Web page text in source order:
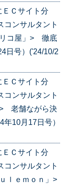
ＥＣサイト分
ンサルタント
コ屋」> 徹底
日号）('24/10/2
ＥＣサイト分
ンサルタント
老舗ながら決
10月17日号）
ＥＣサイト分
ンサルタント
ｌｅｍｏｎ」>